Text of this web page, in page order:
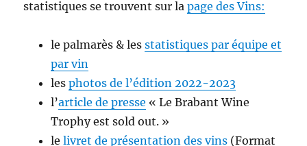
statistiques se trouvent sur lapage des Vins:
le palmarès & lesstatistiques par équipe et
par vin
lesphotos de l’édition 2022-2023
l’article de presse « Le Brabant Wine
Trophy est sold out. »
lelivret de présentation des vins (Format